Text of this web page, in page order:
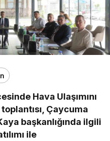
Hava Ulaşımını
Çaycuma
başkanlığında ilgili
ile